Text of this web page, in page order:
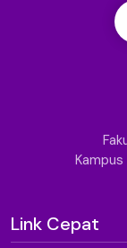
Kampus
Link Cepat